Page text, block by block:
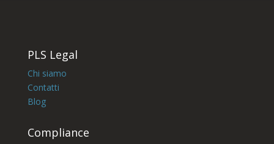
PLS Legal
Chi siamo
Contatti
Blog
Compliance